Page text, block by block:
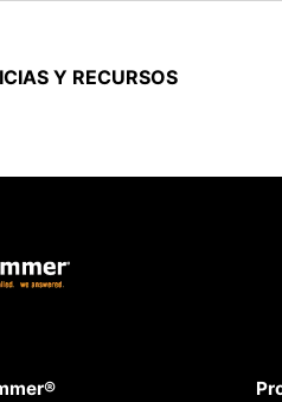
Y RECURSOS